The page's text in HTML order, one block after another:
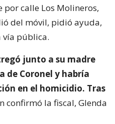
calle Los Molineros,
del móvil, pidió ayuda,
vía pública.
junto a su madre
de Coronel y habría
en el homicidio. Tras
confirmó la fiscal, Glenda